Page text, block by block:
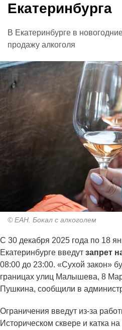
Екатеринбурга
В Екатеринбурге в
продажу алкоголя
© ЕАН. Бокал с алкоголем
С 30 декабря 2025 года по 18
Екатеринбурге введут запрет
08:00 до 23:00. «Сухой закон»
границах улиц Малышева, 8
Пушкина, сообщили в
Ограничения введут из-за
Историческом сквере и катка